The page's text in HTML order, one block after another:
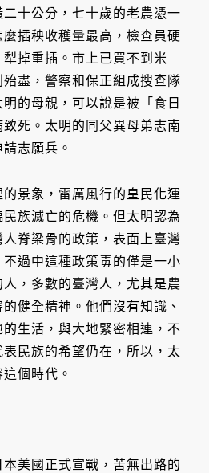
十公分，七十歲的老農憑一
插秧收穫量最高，檢查員硬
掉重插。市上已買不到米
盡，警察和保正組成搜查隊
的母親，可以說是被「食日
死。太明的同父異母弟志南
志願兵。
景象，雷厲風行的皇民化運
族滅亡的危機。但太明認為
脊梁骨的政策，表面上臺灣
過中這種政策毒的僅是一小
，多數的臺灣人，尤其是農
健全精神。他們沒有知識、
生活，與大地緊密相連，不
民族的希望仍在，所以，太
個時代。
美國正式宣戰，苦無出路的